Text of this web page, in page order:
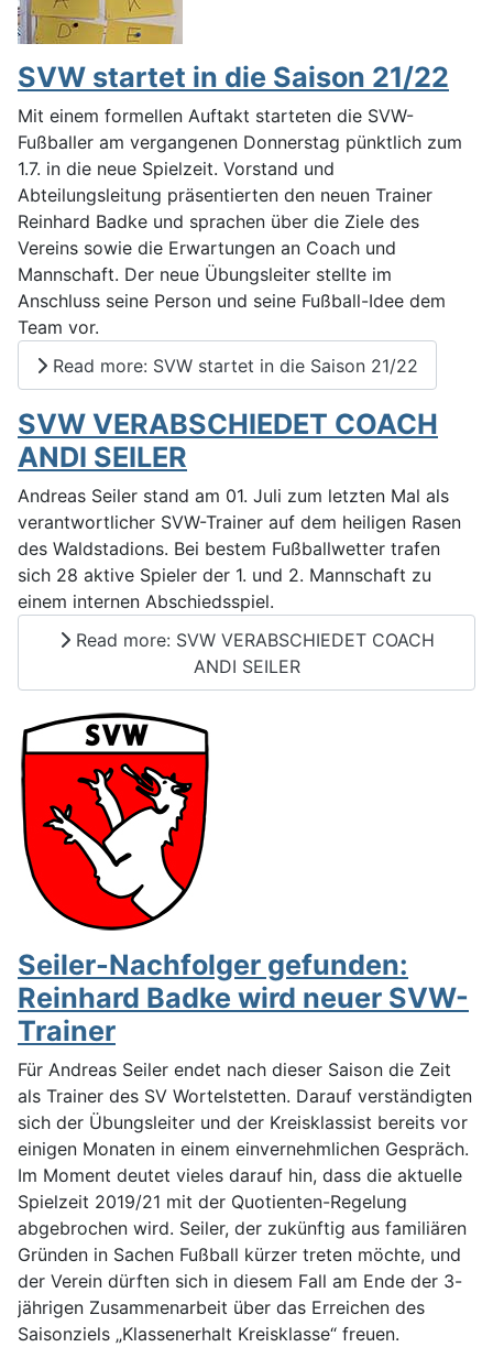
SVW startet in die Saison 21/22
Mit einem formellen Auftakt starteten die SVW-
Fußballer am vergangenen Donnerstag pünktlich zum
1.7. in die neue Spielzeit. Vorstand und
Abteilungsleitung präsentierten den neuen Trainer
Reinhard Badke und sprachen über die Ziele des
Vereins sowie die Erwartungen an Coach und
Mannschaft. Der neue Übungsleiter stellte im
Anschluss seine Person und seine Fußball-Idee dem
Team vor.
Read more: SVW startet in die Saison 21/22
SVW VERABSCHIEDET COACH
ANDI SEILER
Andreas Seiler stand am 01. Juli zum letzten Mal als
verantwortlicher SVW-Trainer auf dem heiligen Rasen
des Waldstadions. Bei bestem Fußballwetter trafen
sich 28 aktive Spieler der 1. und 2. Mannschaft zu
einem internen Abschiedsspiel.
Read more: SVW VERABSCHIEDET COACH
ANDI SEILER
Seiler-Nachfolger gefunden:
Reinhard Badke wird neuer SVW-
Trainer
Für Andreas Seiler endet nach dieser Saison die Zeit
als Trainer des SV Wortelstetten. Darauf verständigten
sich der Übungsleiter und der Kreisklassist bereits vor
einigen Monaten in einem einvernehmlichen Gespräch.
Im Moment deutet vieles darauf hin, dass die aktuelle
Spielzeit 2019/21 mit der Quotienten-Regelung
abgebrochen wird. Seiler, der zukünftig aus familiären
Gründen in Sachen Fußball kürzer treten möchte, und
der Verein dürften sich in diesem Fall am Ende der 3-
jährigen Zusammenarbeit über das Erreichen des
Saisonziels „Klassenerhalt Kreisklasse“ freuen.